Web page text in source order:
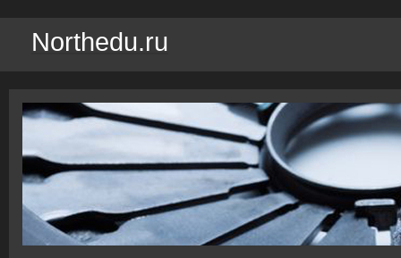
Northedu.ru